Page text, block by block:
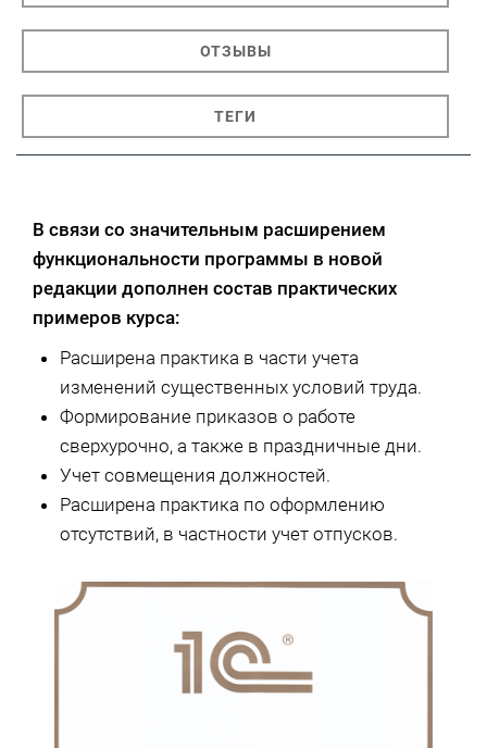
ОТЗЫВЫ
ТЕГИ
В связи со значительным расширением
функциональности программы в новой
редакции дополнен состав практических
примеров курса:
Расширена практика в части учета
изменений существенных условий труда.
Формирование приказов о работе
сверхурочно, а также в праздничные дни.
Учет совмещения должностей.
Расширена практика по оформлению
отсутствий, в частности учет отпусков.